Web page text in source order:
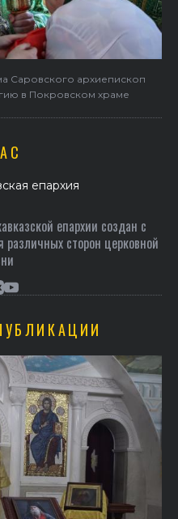
Саровского архиепископ
в Покровском храме
епархии создан c
различных сторон церковной